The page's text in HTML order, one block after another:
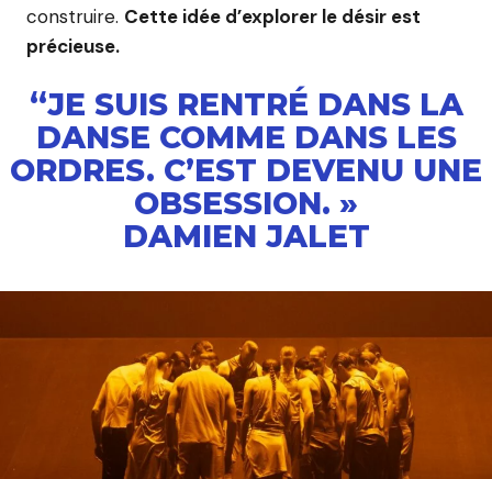
construire. Cette idée d’explorer le désir est
précieuse.
“JE SUIS RENTRÉ DANS LA
DANSE COMME DANS LES
ORDRES. C’EST DEVENU UNE
OBSESSION. »
DAMIEN JALET